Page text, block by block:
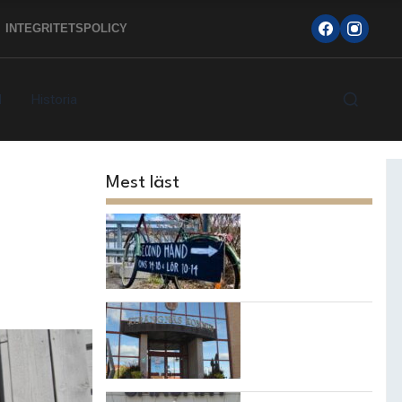
INTEGRITETSPOLICY
Historia
Mest läst